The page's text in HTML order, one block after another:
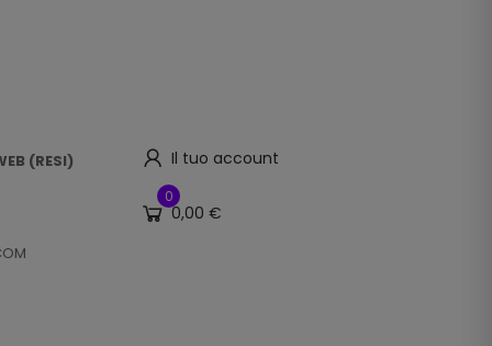
(RESI)
Il tuo account
0
0,00 €